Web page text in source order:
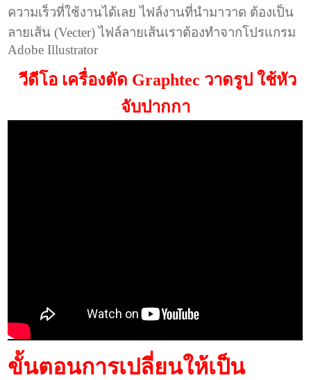
ความเร็วที่ใช้งานได้เลย ไฟล์งานที่นำมาวาด ต้องเป็น
ลายเส้น (Vecter) ไฟล์ลายเส้นเราต้องทำจากโปรแกรม
Adobe Illustrator
วีดีโอ เครื่องตัด Graphtec วาดรูป ใช้หัว
จับปากกา
ขั้นตอนการเปลี่ยนให้เป็น